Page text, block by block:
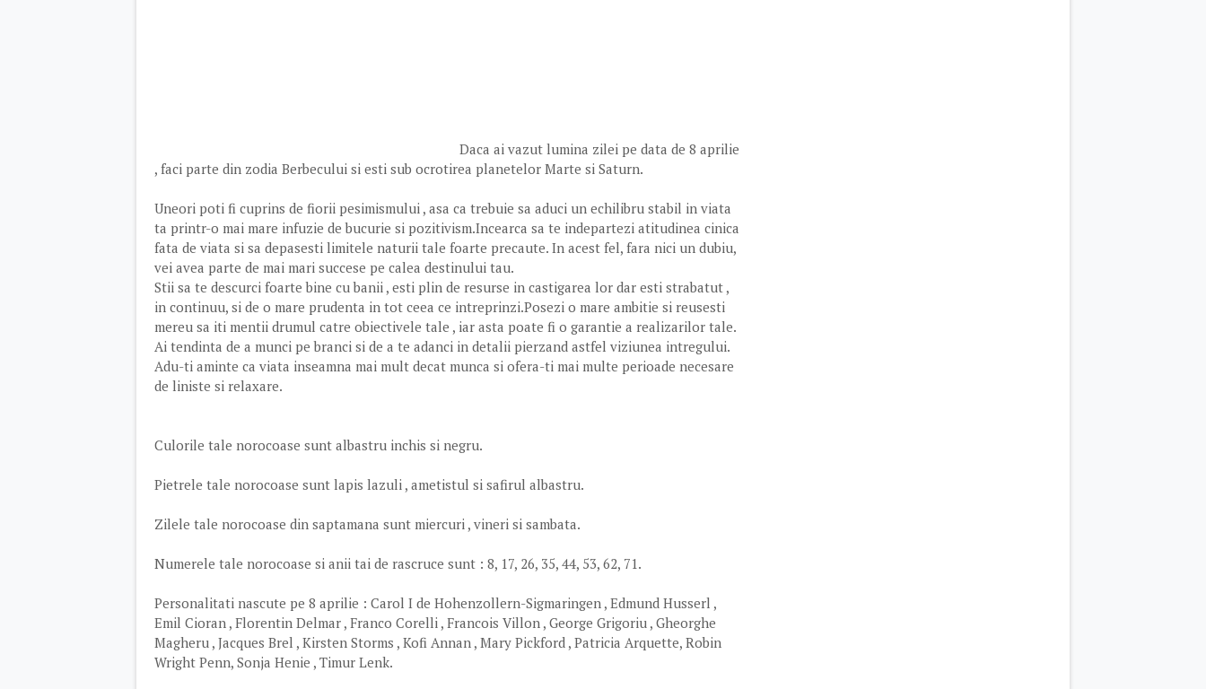
Daca ai vazut lumina zilei pe data de 8 aprilie
, faci parte din zodia Berbecului si esti sub ocrotirea planetelor Marte si Saturn.
Uneori poti fi cuprins de fiorii pesimismului , asa ca trebuie sa aduci un echilibru stabil in viata
ta printr-o mai mare infuzie de bucurie si pozitivism.Incearca sa te indepartezi atitudinea cinica
fata de viata si sa depasesti limitele naturii tale foarte precaute. In acest fel, fara nici un dubiu,
vei avea parte de mai mari succese pe calea destinului tau.
Stii sa te descurci foarte bine cu banii , esti plin de resurse in castigarea lor dar esti strabatut ,
in continuu, si de o mare prudenta in tot ceea ce intreprinzi.Posezi o mare ambitie si reusesti
mereu sa iti mentii drumul catre obiectivele tale , iar asta poate fi o garantie a realizarilor tale.
Ai tendinta de a munci pe branci si de a te adanci in detalii pierzand astfel viziunea intregului.
Adu-ti aminte ca viata inseamna mai mult decat munca si ofera-ti mai multe perioade necesare
de liniste si relaxare.
Culorile tale norocoase sunt albastru inchis si negru.
Pietrele tale norocoase sunt lapis lazuli , ametistul si safirul albastru.
Zilele tale norocoase din saptamana sunt miercuri , vineri si sambata.
Numerele tale norocoase si anii tai de rascruce sunt : 8, 17, 26, 35, 44, 53, 62, 71.
Personalitati nascute pe 8 aprilie : Carol I de Hohenzollern-Sigmaringen , Edmund Husserl ,
Emil Cioran , Florentin Delmar , Franco Corelli , Francois Villon , George Grigoriu , Gheorghe
Magheru , Jacques Brel , Kirsten Storms , Kofi Annan , Mary Pickford , Patricia Arquette, Robin
Wright Penn, Sonja Henie , Timur Lenk.